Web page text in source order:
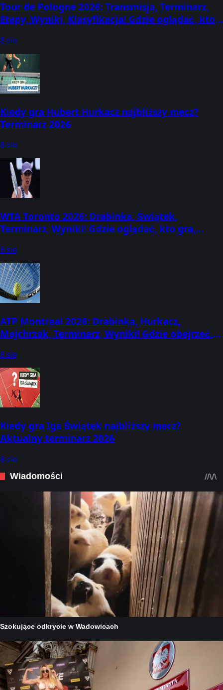
Tour de Pologne 2026: Transmisja, Terminarz,
Etapy, Wyniki, Klasyfikacja! Gdzie oglądać, kto
8 sie
Kiedy gra Hubert Hurkacz najbliższy mecz?
Terminarz 2026
8 sie
WTA Toronto 2026: Drabinka, Świątek,
Terminarz, Wyniki! Gdzie oglądać, kto gra,
8 sie
ATP Montreal 2026: Drabinka, Hurkacz,
Majchrzak, Terminarz, Wyniki! Gdzie obejrzeć,
Open]
8 sie
Kiedy gra Iga Świątek najbliższy mecz?
Aktualny terminarz 2026
8 sie